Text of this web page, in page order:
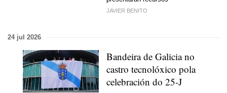
JAVIER BENITO
24 jul 2026
Bandeira de Galicia no
castro tecnolóxico pola
celebración do 25-J